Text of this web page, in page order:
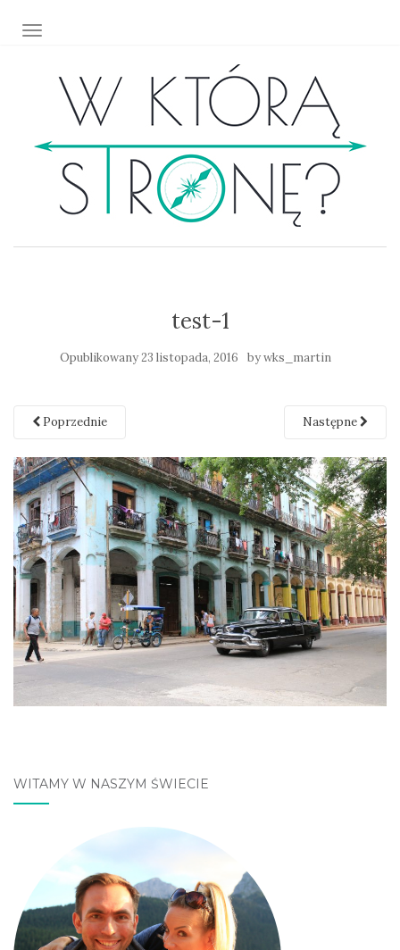
TOGGLE NAVIGATION
test-1
Opublikowany23 listopada, 2016 bywks_martin
Poprzednie Następne
WITAMY W NASZYM ŚWIECIE